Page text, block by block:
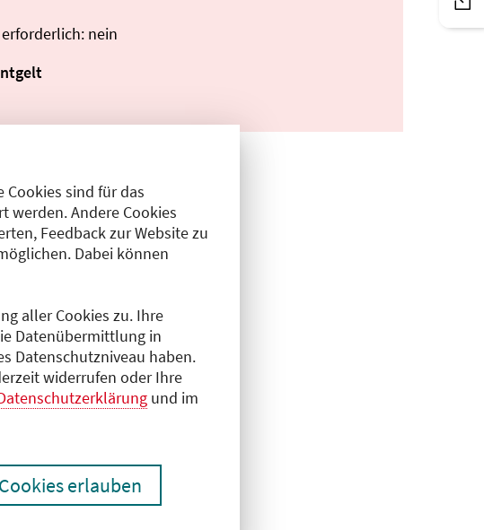
Cookies sind für das
werden. Andere Cookies
Feedback zur Website zu
Dabei können
aller Cookies zu. Ihre
Datenübermittlung in
Datenschutzniveau haben.
widerrufen oder Ihre
und im
erlauben
nein